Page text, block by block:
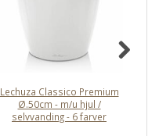
Lechuza Classico Premium
Ø.50cm - m/u hjul /
selvvanding - 6 farver